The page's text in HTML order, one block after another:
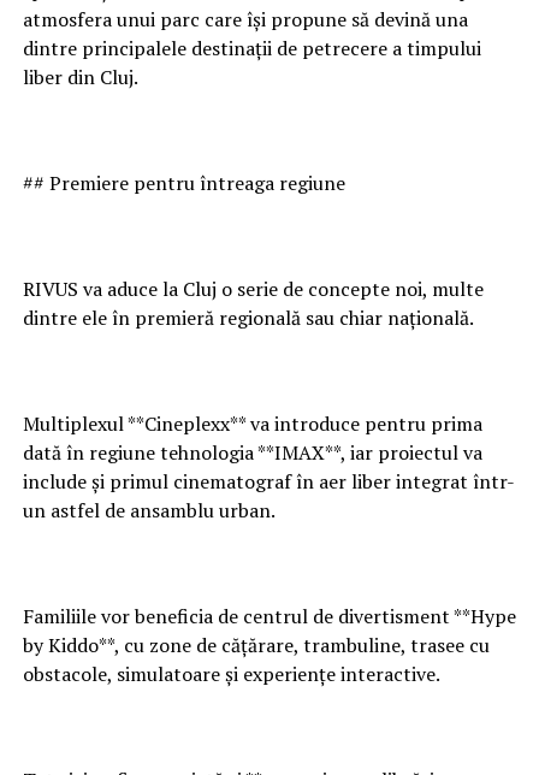
atmosfera unui parc care își propune să devină una
dintre principalele destinații de petrecere a timpului
liber din Cluj.
## Premiere pentru întreaga regiune
RIVUS va aduce la Cluj o serie de concepte noi, multe
dintre ele în premieră regională sau chiar națională.
Multiplexul **Cineplexx** va introduce pentru prima
dată în regiune tehnologia **IMAX**, iar proiectul va
include și primul cinematograf în aer liber integrat într-
un astfel de ansamblu urban.
Familiile vor beneficia de centrul de divertisment **Hype
by Kiddo**, cu zone de cățărare, trambuline, trasee cu
obstacole, simulatoare și experiențe interactive.